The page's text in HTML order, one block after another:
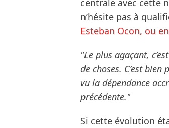
n’hésite pas à
Esteban Ocon, ou
"Le plus agaçant,
de choses. C’est
vu la dépendance
précédente."
Si cette évolution